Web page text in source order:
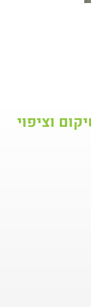
וציפוי